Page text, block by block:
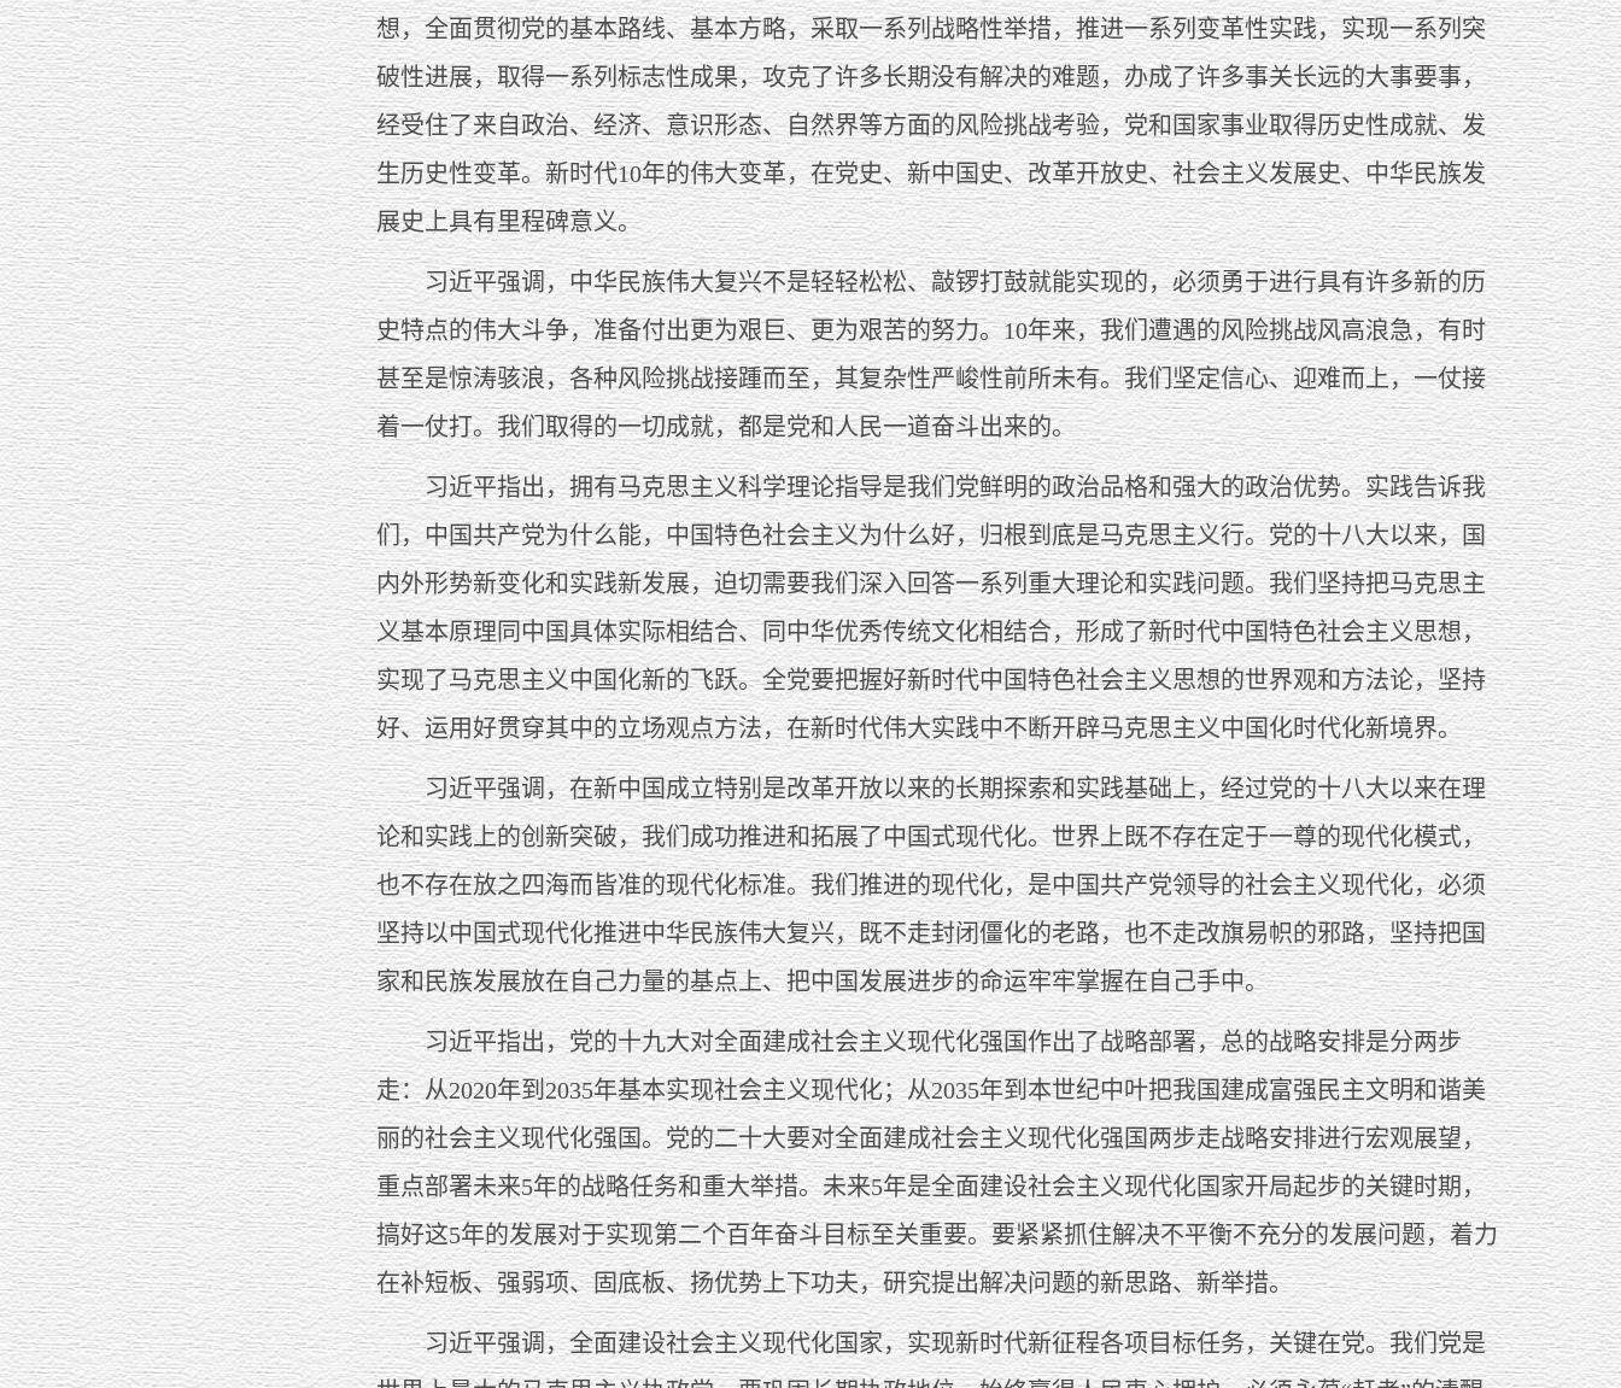
想，全面贯彻党的基本路线、基本方略，采取一系列战略性举措，推进一系列变革性实践，实现一系列突
破性进展，取得一系列标志性成果，攻克了许多长期没有解决的难题，办成了许多事关长远的大事要事，
经受住了来自政治、经济、意识形态、自然界等方面的风险挑战考验，党和国家事业取得历史性成就、发
生历史性变革。新时代10年的伟大变革，在党史、新中国史、改革开放史、社会主义发展史、中华民族发
展史上具有里程碑意义。
习近平强调，中华民族伟大复兴不是轻轻松松、敲锣打鼓就能实现的，必须勇于进行具有许多新的历
史特点的伟大斗争，准备付出更为艰巨、更为艰苦的努力。10年来，我们遭遇的风险挑战风高浪急，有时
甚至是惊涛骇浪，各种风险挑战接踵而至，其复杂性严峻性前所未有。我们坚定信心、迎难而上，一仗接
着一仗打。我们取得的一切成就，都是党和人民一道奋斗出来的。
习近平指出，拥有马克思主义科学理论指导是我们党鲜明的政治品格和强大的政治优势。实践告诉我
们，中国共产党为什么能，中国特色社会主义为什么好，归根到底是马克思主义行。党的十八大以来，国
内外形势新变化和实践新发展，迫切需要我们深入回答一系列重大理论和实践问题。我们坚持把马克思主
义基本原理同中国具体实际相结合、同中华优秀传统文化相结合，形成了新时代中国特色社会主义思想，
实现了马克思主义中国化新的飞跃。全党要把握好新时代中国特色社会主义思想的世界观和方法论，坚持
好、运用好贯穿其中的立场观点方法，在新时代伟大实践中不断开辟马克思主义中国化时代化新境界。
习近平强调，在新中国成立特别是改革开放以来的长期探索和实践基础上，经过党的十八大以来在理
论和实践上的创新突破，我们成功推进和拓展了中国式现代化。世界上既不存在定于一尊的现代化模式，
也不存在放之四海而皆准的现代化标准。我们推进的现代化，是中国共产党领导的社会主义现代化，必须
坚持以中国式现代化推进中华民族伟大复兴，既不走封闭僵化的老路，也不走改旗易帜的邪路，坚持把国
家和民族发展放在自己力量的基点上、把中国发展进步的命运牢牢掌握在自己手中。
习近平指出，党的十九大对全面建成社会主义现代化强国作出了战略部署，总的战略安排是分两步
走：从2020年到2035年基本实现社会主义现代化；从2035年到本世纪中叶把我国建成富强民主文明和谐美
丽的社会主义现代化强国。党的二十大要对全面建成社会主义现代化强国两步走战略安排进行宏观展望，
重点部署未来5年的战略任务和重大举措。未来5年是全面建设社会主义现代化国家开局起步的关键时期，
搞好这5年的发展对于实现第二个百年奋斗目标至关重要。要紧紧抓住解决不平衡不充分的发展问题，着力
在补短板、强弱项、固底板、扬优势上下功夫，研究提出解决问题的新思路、新举措。
习近平强调，全面建设社会主义现代化国家，实现新时代新征程各项目标任务，关键在党。我们党是